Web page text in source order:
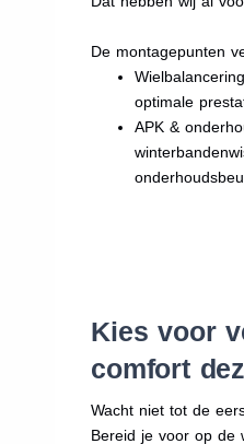
De montagepunten
optimale
APK &
Kies voor
comfort
Wacht niet tot de
Bereid je voor op de